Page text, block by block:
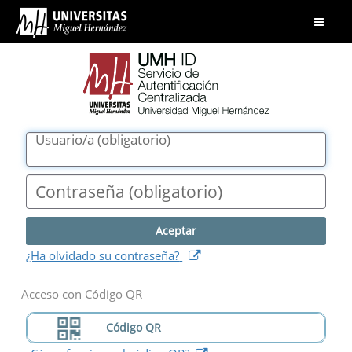
UMH
ID.
Servicio
Autentificación
Centralizada.
Universidad
Miguel
Hernández
Abrir
Usuario/a (obligatorio)
Contraseña (obligatorio)
¿Ha olvidado su contraseña? abre
Acceso con Código QR
Código QR